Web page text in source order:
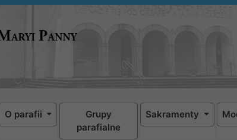
O parafii
Grupy
parafialne
Sakramenty